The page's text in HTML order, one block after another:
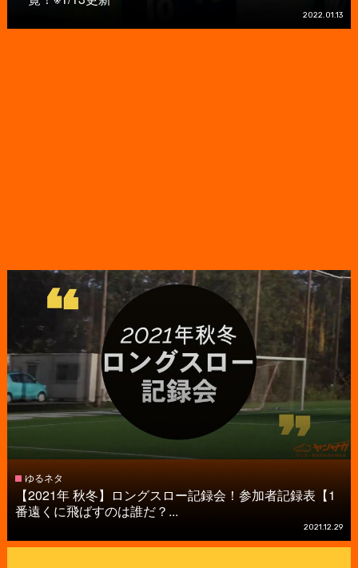
2022.01.13
ゆるネタ
【2021年 秋冬】ロングスロー記録会！参加者記録表【1
番遠くに飛ばすのは誰だ？...
2021.12.29